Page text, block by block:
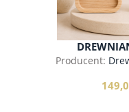
Producent: